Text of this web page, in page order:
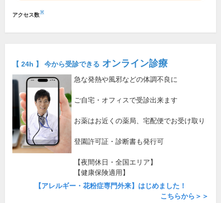
アクセス数※
【 24h 】 今から受診できる オンライン診療
急な発熱や風邪などの体調不良に
ご自宅・オフィスで受診出来ます
お薬はお近くの薬局、宅配便でお受け取り
登園許可証・診断書も発行可
【夜間休日・全国エリア】
【健康保険適用】
【アレルギー・花粉症専門外来】はじめました！
こちらから＞＞